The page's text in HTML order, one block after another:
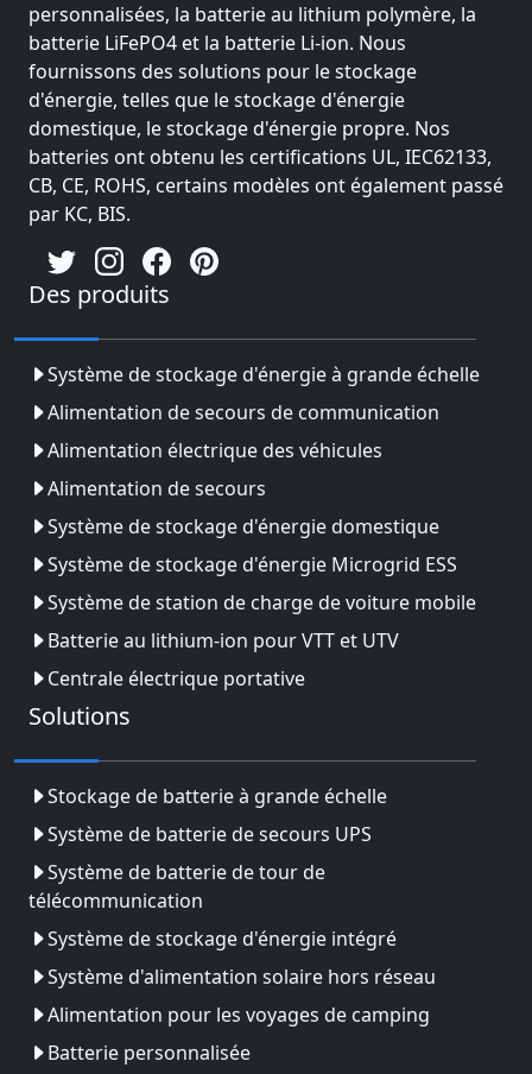
personnalisées, la batterie au lithium polymère, la
batterie LiFePO4 et la batterie Li-ion. Nous
fournissons des solutions pour le stockage
d'énergie, telles que le stockage d'énergie
domestique, le stockage d'énergie propre. Nos
batteries ont obtenu les certifications UL, IEC62133,
CB, CE, ROHS, certains modèles ont également passé
par KC, BIS.
Des produits
Système de stockage d'énergie à grande échelle
Alimentation de secours de communication
Alimentation électrique des véhicules
Alimentation de secours
Système de stockage d'énergie domestique
Système de stockage d'énergie Microgrid ESS
Système de station de charge de voiture mobile
Batterie au lithium-ion pour VTT et UTV
Centrale électrique portative
Solutions
Stockage de batterie à grande échelle
Système de batterie de secours UPS
Système de batterie de tour de
télécommunication
Système de stockage d'énergie intégré
Système d'alimentation solaire hors réseau
Alimentation pour les voyages de camping
Batterie personnalisée